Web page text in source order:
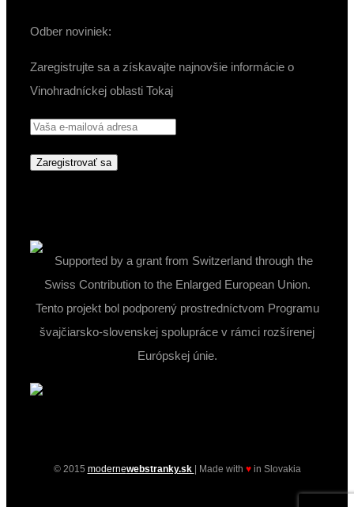
Odber noviniek:
Zaregistrujte sa a získavajte najnovšie informácie o
Vinohradníckej oblasti Tokaj
Supported by a grant from Switzerland through the
Swiss Contribution to the Enlarged European Union.
Tento projekt bol podporený prostredníctvom Programu
švajčiarsko-slovenskej spolupráce v rámci rozšírenej
Európskej únie.
© 2015 modernewebstranky.sk | Made with ♥in Slovakia